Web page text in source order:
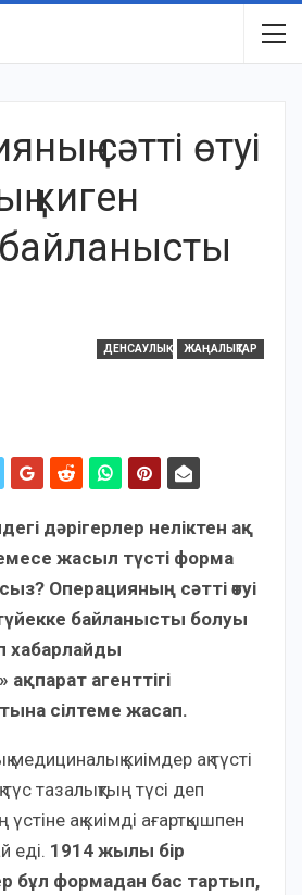
сәтті өтуі
киген
байланысты
ДЕНСАУЛЫҚ ЖАҢАЛЫҚТАР
дәрігерлер неліктен ақ
жасыл түсті форма
Операцияның сәтті өтуі
байланысты болуы
хабарлайды
» ақпарат агенттігі
сілтеме жасап.
медициналық киімдер ақ түсті
тазалықтың түсі деп
ақ киімді ағартқышпен
еді. 1914 жылы бір
бұл формадан бас тартып,